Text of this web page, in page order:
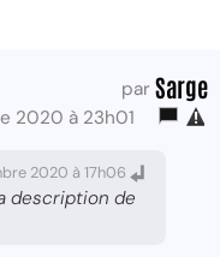
par Sarge
2020 à 23h01
2020 à 17h06
description de